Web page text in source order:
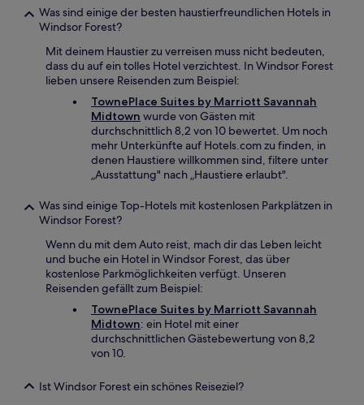
Was sind einige der besten haustierfreundlichen Hotels in
Windsor Forest?
Mit deinem Haustier zu verreisen muss nicht bedeuten,
dass du auf ein tolles Hotel verzichtest. In Windsor Forest
lieben unsere Reisenden zum Beispiel:
TownePlace Suites by Marriott Savannah
Midtown wurde von Gästen mit
durchschnittlich 8,2 von 10 bewertet. Um noch
mehr Unterkünfte auf Hotels.com zu finden, in
denen Haustiere willkommen sind, filtere unter
„Ausstattung" nach „Haustiere erlaubt".
Was sind einige Top-Hotels mit kostenlosen Parkplätzen in
Windsor Forest?
Wenn du mit dem Auto reist, mach dir das Leben leicht
und buche ein Hotel in Windsor Forest, das über
kostenlose Parkmöglichkeiten verfügt. Unseren
Reisenden gefällt zum Beispiel:
TownePlace Suites by Marriott Savannah
Midtown: ein Hotel mit einer
durchschnittlichen Gästebewertung von 8,2
von 10.
Ist Windsor Forest ein schönes Reiseziel?